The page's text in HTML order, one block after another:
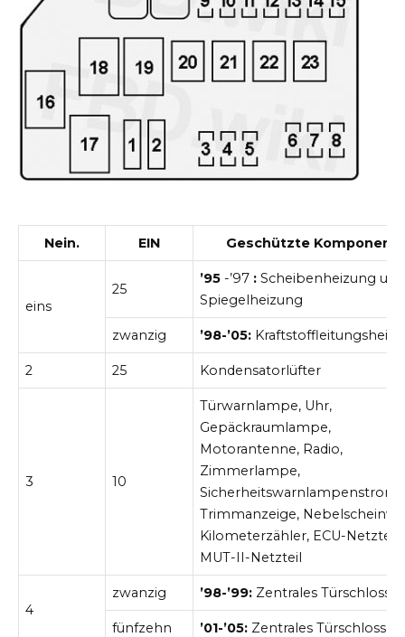
Nein. EIN Geschützte
eins
25
’95 -’97 : Scheibenheizung und
Spiegelheizung
zwanzig ’98-’05:
2 25 Kondensatorlüfter
3 10
Türwarnlampe, Uhr,
Gepäckraumlampe,
Motorantenne, Radio,
Zimmerlampe,
Trimmanzeige,
Kilometerzähler, ECU-Netzteil
MUT-II-Netzteil
4
zwanzig ’98-’99: Zentrales Türschloss
fünfzehn ’01-’05: Zentrales Türschloss